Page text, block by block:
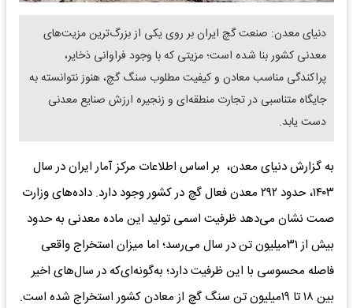
دنیای معدن: صنعت گچ ایران بر روی یکی از بزرگ‌ترین مزیت‌های
معدنی کشور بنا شده است؛ مزیتی که با وجود فراوانی ذخایر،
پراکندگی مناسب معادن و کیفیت مطلوب سنگ گچ، هنوز نتوانسته به
جایگاه متناسبی در تجارت منطقه‌ای و زنجیره ارزش صنایع معدنی
دست یابد.
به گزارش دنیای معدن، بر اساس اطلاعات مرکز آمار ایران در سال
۱۴۰۳، حدود ۲۹۲ معدن فعال گچ در کشور وجود دارد. داده‌های وزارت
صمت نشان می‌دهد ظرفیت اسمی تولید این ماده معدنی به حدود
بیش از ۳۱‌میلیون تن در سال می‌رسد؛ اما میزان استخراج واقعی
فاصله محسوسی با این ظرفیت دارد؛ به‌گونه‌ای‌که در سال‌های اخیر
بین ۱۸ تا ۱۹‌میلیون تن سنگ گچ از معادن کشور استخراج شده است.